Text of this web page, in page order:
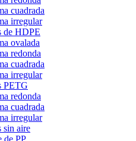
cuadrada
irregular
de HDPE
ovalada
redonda
cuadrada
irregular
PETG
redonda
cuadrada
irregular
sin aire
de PP